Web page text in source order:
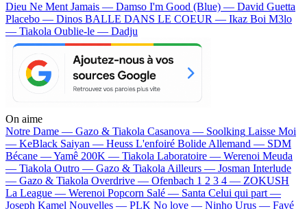
Dieu Ne Ment Jamais — Damso I'm Good (Blue) — David Guetta
Placebo — Dinos BALLE DANS LE COEUR — Ikaz Boi M3lo
— Tiakola Oublie-le — Dadju
On aime
Notre Dame — Gazo & Tiakola Casanova — Soolking Laisse Moi
— KeBlack Saiyan — Heuss L'enfoiré Bolide Allemand — SDM
Bécane —Yamê 200K — Tiakola Laboratoire — Werenoi Meuda
— Tiakola Outro — Gazo & Tiakola Ailleurs — Josman Interlude
— Gazo & Tiakola Overdrive — Ofenbach 1 2 3 4 — ZOKUSH
La League — Werenoi Popcorn Salé — Santa Celui qui part —
Joseph Kamel Nouvelles — PLK No love — Ninho Urus — Favé